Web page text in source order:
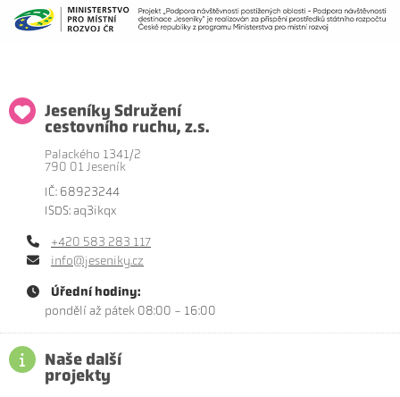
Jeseníky Sdružení
cestovního ruchu, z.s.
Palackého 1341/2
790 01 Jeseník
IČ: 68923244
ISDS: aq3ikqx
+420 583 283 117
info@jeseniky.cz
Úřední hodiny:
pondělí až pátek 08:00 - 16:00
Naše další
projekty